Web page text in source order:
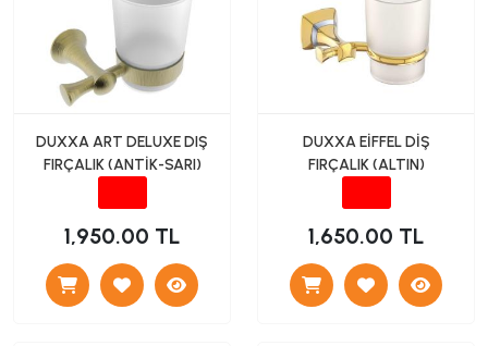
DUXXA ART DELUXE DIŞ
FIRÇALIK (ANTİK-SARI)
1,950.00 TL
DUXXA EİFFEL DİŞ
FIRÇALIK (ALTIN)
1,650.00 TL